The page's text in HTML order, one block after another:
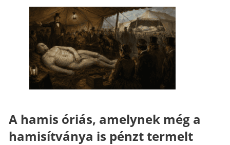
A hamis óriás, amelynek még a
hamisítványa is pénzt termelt